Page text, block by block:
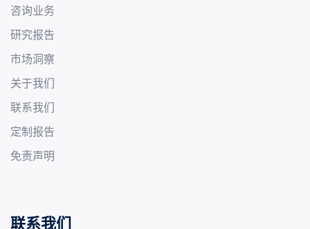
咨询业务
研究报告
市场洞察
关于我们
联系我们
定制报告
免责声明
联系我们